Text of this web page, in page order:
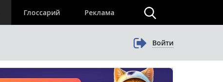
Глоссарий Реклама
Войти